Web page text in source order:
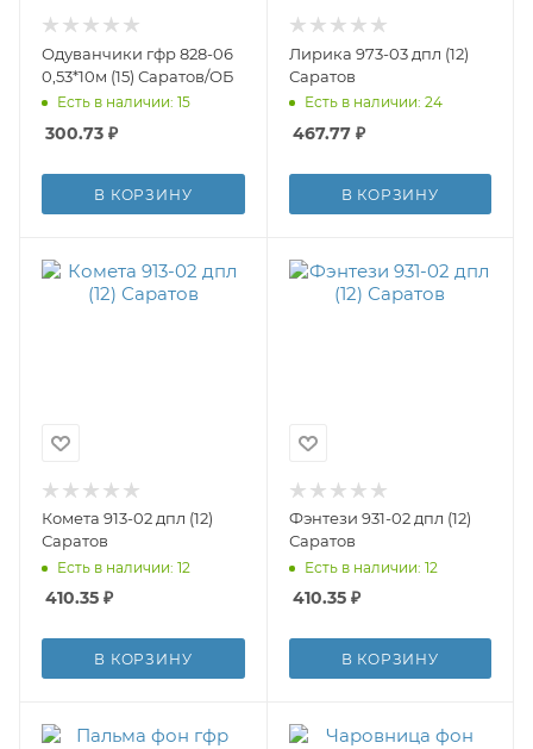
Одуванчики гфр 828-06
0,53*10м (15) Саратов/ОБ
Есть в наличии: 15
300.73 ₽
В КОРЗИНУ
Лирика 973-03 дпл (12)
Саратов
Есть в наличии: 24
467.77₽
В КОРЗИНУ
Комета 913-02 дпл (12)
Саратов
Есть в наличии: 12
410.35 ₽
В КОРЗИНУ
Фэнтези 931-02 дпл (12)
Саратов
Есть в наличии: 12
410.35₽
В КОРЗИНУ